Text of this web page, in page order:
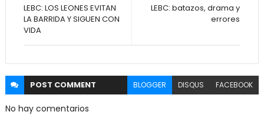
LEBC: batazos, drama y
errores
LEBC: LOS LEONES EVITAN
LA BARRIDA Y SIGUEN CON
VIDA
POST COMMENT BLOGGER DISQUS FACEBOOK
No hay comentarios